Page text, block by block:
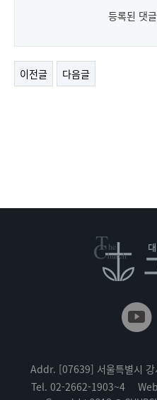
등록된 댓
이전글 다음글
Addr. [07639] 서울특별시
Tel. 02-2662-1903~4